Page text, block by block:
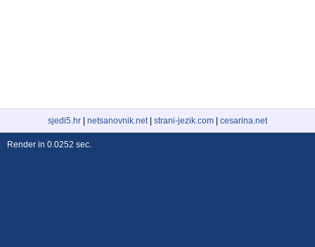
sjedi5.hr netsanovnik.net| strani-jezik.com cesarina.net
Render in 0.0252 sec.